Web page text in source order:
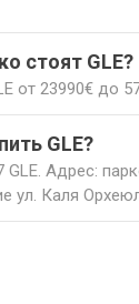
стоят GLE?
от 23990€ до
GLE?
GLE. Адрес:
ул. Каля